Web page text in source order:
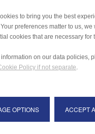
to bring you the best
preferences matter to us,
cookies that are necessary for
information on our data policies,
Policy if not separate.
OPTIONS ACCEPT